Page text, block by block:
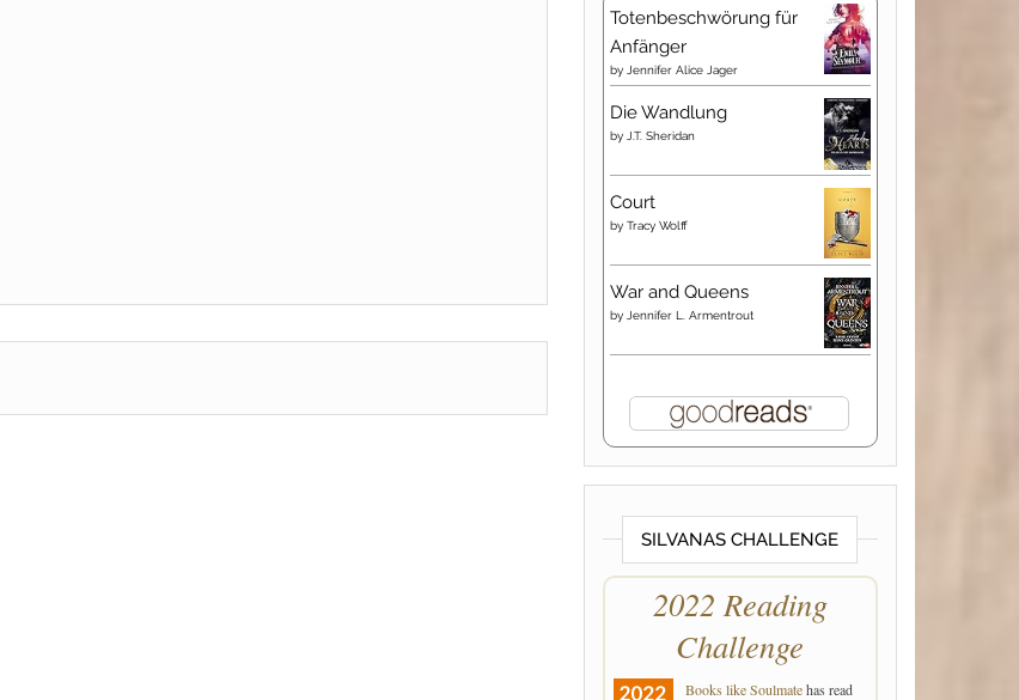
Totenbeschwörung für
Anfänger
by Jennifer Alice Jager
Die Wandlung
by J.T. Sheridan
Court
by Tracy Wolff
War and Queens
by Jennifer L. Armentrout
SILVANAS CHALLENGE
2022 Reading
Challenge
Books like Soulmatehas read